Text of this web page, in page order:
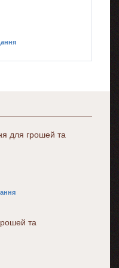
для грошей та
та